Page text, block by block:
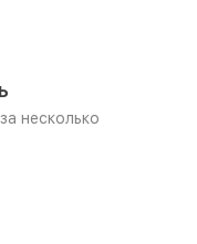
несколько